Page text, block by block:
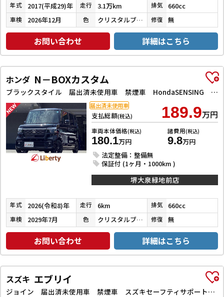
年式 2017(平成29)年 走行 3.1万km 排気 660cc
車検 2026年12月 色 クリスタルブラックパール 修復 無
お問い合わせ 詳細はこちら
ホンダ N－BOXカスタム
ブラックスタイル 届出済未使用車 禁煙車 HondaSENSING 両側自動ドア アダプティブクルーズコントロール 電子パーキング 前席シートヒーター LEDヘッドライト スマートキー プッシュスタート 純正アルミ
支払総額(税込) 189.9万円
車両本体価格(税込)
180.1万円
諸費用(税込)
9.8万円
法定整備：整備無
保証付 (1ヶ月・1000km )
届出済未使用車
堺大泉緑地前店
年式 2026(令和8)年 走行 6km 排気 660cc
車検 2029年7月 色 クリスタルブラックパール 修復 無
お問い合わせ 詳細はこちら
スズキ エブリイ
ジョイン 届出済未使用車 禁煙車 スズキセーフティサポート LEDヘッドライト 両側スライドドア スマートキー プッシュスタート 障害物センサー 運転席シートヒーター 電動格納ミラー